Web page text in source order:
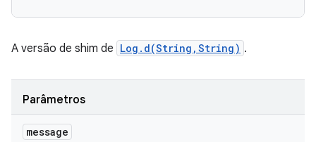
A versão de shim de Log.d(String,String) .
Parâmetros
message